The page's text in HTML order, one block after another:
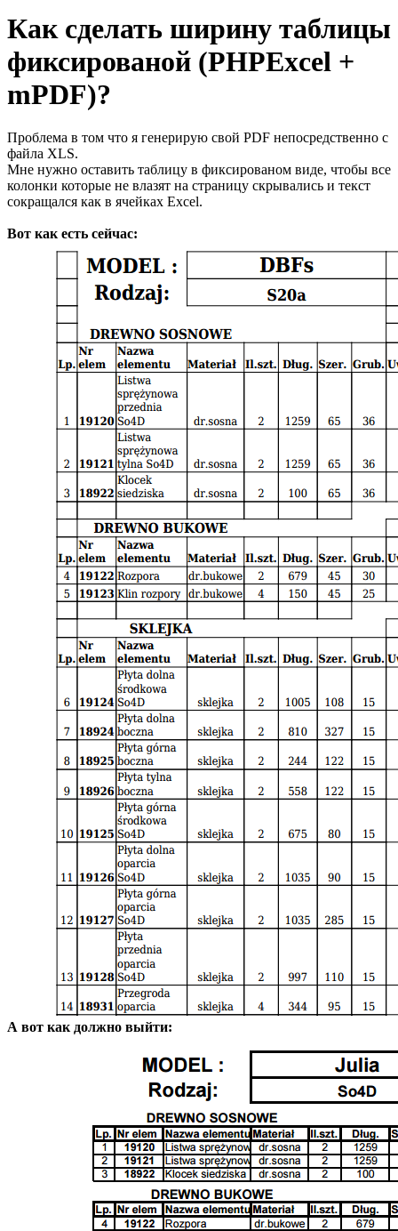
Как сделать ширину таблицы
фиксированой (PHPExcel +
mPDF)?
Проблема в том что я генерирую свой PDF непосредственно с
файла XLS.
Мне нужно оставить таблицу в фиксированом виде, чтобы все
колонки которые не влазят на страницу скрывались и текст
сокращался как в ячейках Excel.
Вот как есть сейчас:
А вот как должно выйти: